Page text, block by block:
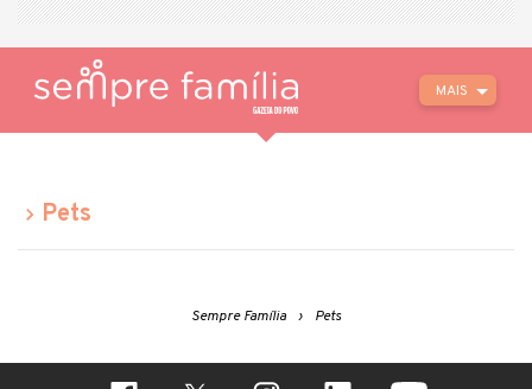
MAIS
Pets
Sempre Família Pets